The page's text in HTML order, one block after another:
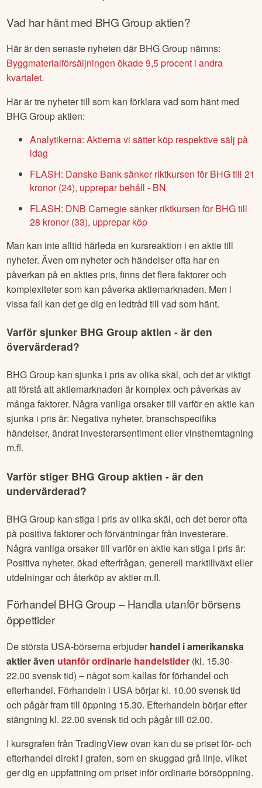
Vad har hänt med BHG Groupaktien?
Här är den senaste nyheten där BHG Group nämns:
Byggmaterialförsäljningen ökade 9,5 procent i andra
kvartalet.
Här är tre nyheter till som kan förklara vad som hänt med
BHG Groupaktien:
Analytikerna: Aktierna vi sätter köp respektive sälj på
idag
FLASH: Danske Bank sänker riktkursen för BHG till 21
kronor (24), upprepar behåll - BN
FLASH: DNB Carnegie sänker riktkursen för BHG till
28 kronor (33), upprepar köp
Man kan inte alltid härleda en kursreaktion i en aktie till
nyheter. Även om nyheter och händelser ofta har en
påverkan på en akties pris, finns det flera faktorer och
komplexiteter som kan påverka aktiemarknaden. Men i
vissa fall kan det ge dig en ledtråd till vad som hänt.
Varför sjunker BHG Group aktien - är den
övervärderad?
BHG Group kan sjunka i pris av olika skäl, och det är viktigt
att förstå att aktiemarknaden är komplex och påverkas av
många faktorer. Några vanliga orsaker till varför en aktie kan
sjunka i pris är: Negativa nyheter, branschspecifika
händelser, ändrat investerarsentiment eller vinsthemtagning
m.fl.
Varför stiger BHG Group aktien - är den
undervärderad?
BHG Group kan stiga i pris av olika skäl, och det beror ofta
på positiva faktorer och förväntningar från investerare.
Några vanliga orsaker till varför en aktie kan stiga i pris är:
Positiva nyheter, ökad efterfrågan, generell marktillväxt eller
utdelningar och återköp av aktier m.fl.
Förhandel BHG Group – Handla utanför börsens
öppettider
De största USA-börserna erbjuder handel i amerikanska
aktier även utanför ordinarie handelstider (kl. 15.30-
22.00 svensk tid) – något som kallas för förhandel och
efterhandel. Förhandeln i USA börjar kl. 10.00 svensk tid
och pågår fram till öppning 15.30. Efterhandeln börjar efter
stängning kl. 22.00 svensk tid och pågår till 02.00.
I kursgrafen från TradingView ovan kan du se priset för- och
efterhandel direkt i grafen, som en skuggad grå linje, vilket
ger dig en uppfattning om priset inför ordinarie börsöppning.